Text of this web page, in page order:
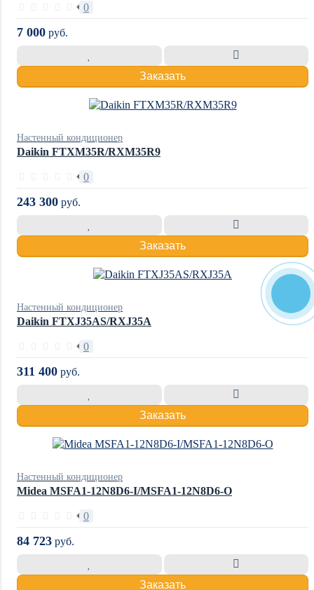
0
7 000 руб.
Заказать
Настенный кондиционер
Daikin FTXM35R/RXM35R9
0
243 300 руб.
Заказать
Настенный кондиционер
Daikin FTXJ35AS/RXJ35A
0
311 400 руб.
Заказать
Настенный кондиционер
Midea MSFA1-12N8D6-I/MSFA1-12N8D6-O
0
84 723 руб.
Заказать